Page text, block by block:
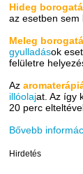
Hideg
az esetben sem
Meleg
gyulladások
felületre
Az
illóolajat. Az így
20 perc
Bővebb
Hirdetés